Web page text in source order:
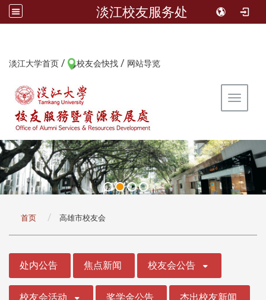
淡江校友服务处
淡江大学首页 / 校友会快找 / 网站导览
Toggle
首页 高雄市校友会
处内公告 焦点新闻 校友会公告
校友会活动 奖学金公告 杰出校友新闻